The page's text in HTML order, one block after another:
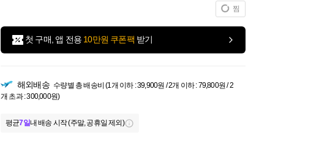
찜
첫 구매, 앱 전용 10만원 쿠폰팩 받기
해외배송 수량별 총 배송비 (1개 이하 : 39,900원 / 2개 이하 : 79,800원 / 2
개 초과 : 300,000원)
평균7일내 배송 시작 (주말, 공휴일 제외)